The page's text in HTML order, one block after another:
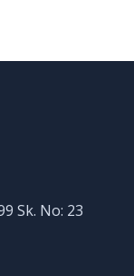
Sk. No: 23